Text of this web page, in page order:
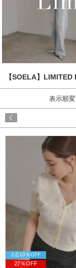
【SOELA】
表示順
2点10％OFF
27％OFF